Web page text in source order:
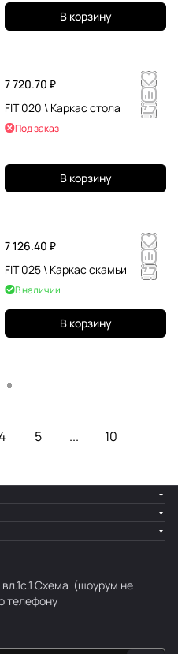
В корзину
7 720.70 ₽
FIT 020 \ Каркас стола
Под заказ
В корзину
7 126.40 ₽
FIT 025 \ Каркас скамьи
В наличии
В корзину
еще
5 ... 10
Схема (шоурум не
телефону